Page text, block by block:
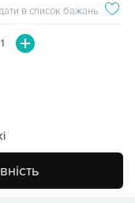
в список бажань